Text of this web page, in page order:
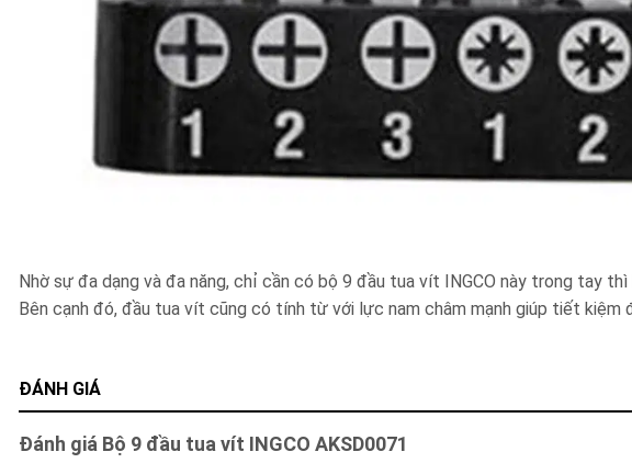
Nhờ sự đa dạng và đa năng, chỉ cần có bộ 9 đầu tua vít INGCO này trong tay
Bên cạnh đó, đầu tua vít cũng có tính từ với lực nam châm mạnh giúp tiết kiệm
ĐÁNH GIÁ
Đánh giá Bộ 9 đầu tua vít INGCO AKSD0071